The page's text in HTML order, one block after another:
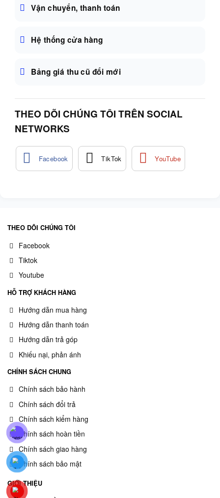
Vận chuyển, thanh toán
Hệ thống cửa hàng
Bảng giá thu cũ đổi mới
THEO DÕI CHÚNG TÔI TRÊN SOCIAL
NETWORKS
THEO DÕI CHÚNG TÔI
Facebook
Tiktok
Youtube
HỖ TRỢ KHÁCH HÀNG
Hướng dẫn mua hàng
Hướng dẫn thanh toán
Hướng dẫn trả góp
Khiếu nại, phản ánh
CHÍNH SÁCH CHUNG
Chính sách bảo hành
Chính sách đổi trả
Chính sách kiểm hàng
Chính sách hoàn tiền
Chính sách giao hàng
Chính sách bảo mật
GIỚI THIỆU